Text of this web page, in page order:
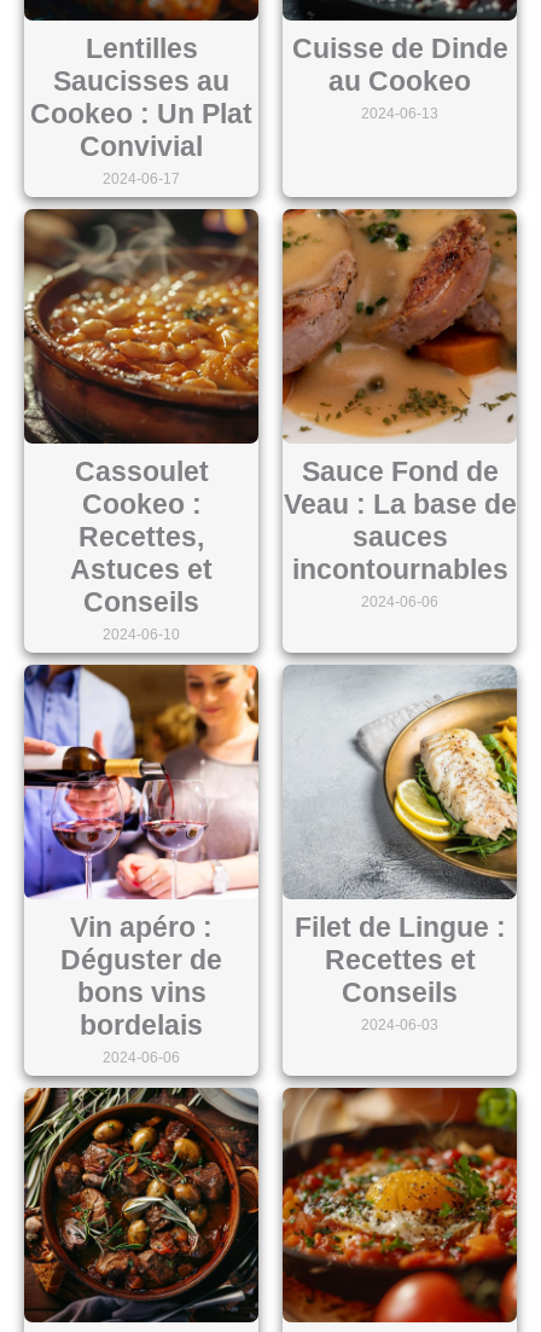
Lentilles
Saucisses au
Cookeo : Un Plat
Convivial
2024-06-17
Cuisse de Dinde
au Cookeo
2024-06-13
Cassoulet
Cookeo :
Recettes,
Astuces et
Conseils
2024-06-10
Sauce Fond de
Veau : La base de
sauces
incontournables
2024-06-06
Vin apéro :
Déguster de
bons vins
bordelais
2024-06-06
Filet de Lingue :
Recettes et
Conseils
2024-06-03